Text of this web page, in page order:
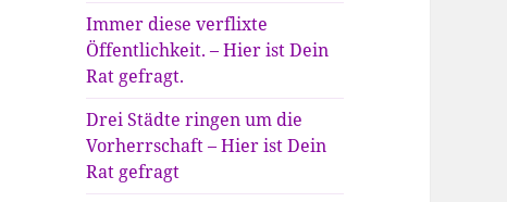
Immer diese verflixte
Öffentlichkeit. – Hier ist Dein
Rat gefragt.
Drei Städte ringen um die
Vorherrschaft – Hier ist Dein
Rat gefragt